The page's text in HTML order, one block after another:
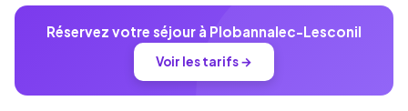
Réservez votre séjour à Plobannalec-Lesconil
Voir les tarifs →